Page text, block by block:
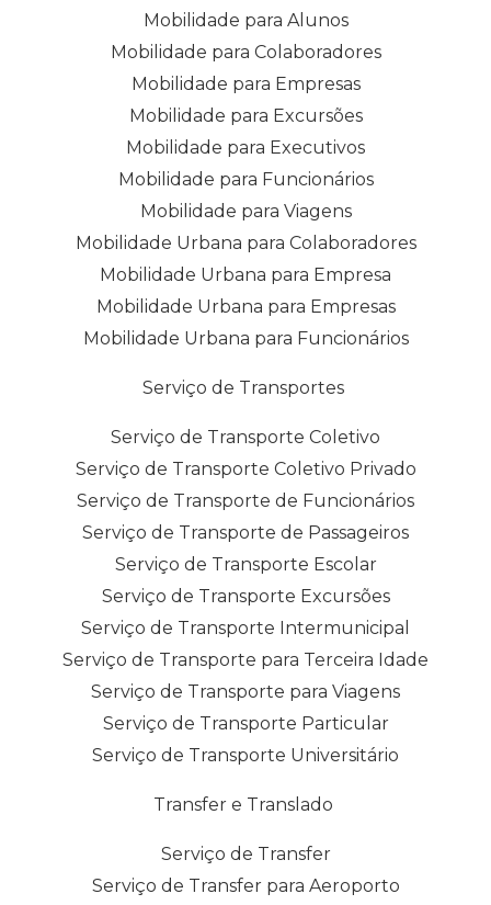
Mobilidade para Alunos
Mobilidade para Colaboradores
Mobilidade para Empresas
Mobilidade para Excursões
Mobilidade para Executivos
Mobilidade para Funcionários
Mobilidade para Viagens
Mobilidade Urbana para Colaboradores
Mobilidade Urbana para Empresa
Mobilidade Urbana para Empresas
Mobilidade Urbana para Funcionários
Serviço de Transportes
Serviço de Transporte Coletivo
Serviço de Transporte Coletivo Privado
Serviço de Transporte de Funcionários
Serviço de Transporte de Passageiros
Serviço de Transporte Escolar
Serviço de Transporte Excursões
Serviço de Transporte Intermunicipal
Serviço de Transporte para Terceira Idade
Serviço de Transporte para Viagens
Serviço de Transporte Particular
Serviço de Transporte Universitário
Transfer e Translado
Serviço de Transfer
Serviço de Transfer para Aeroporto